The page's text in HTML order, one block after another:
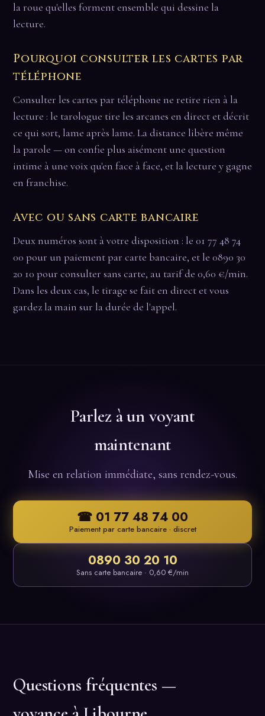
la roue qu'elles forment ensemble qui dessine la
lecture.
Pourquoi consulter les cartes par
téléphone
Consulter les cartes par téléphone ne retire rien à la
lecture : le tarologue tire les arcanes en direct et décrit
ce qui sort, lame après lame. La distance libère même
la parole — on confie plus aisément une question
intime à une voix qu'en face à face, et la lecture y gagne
en franchise.
Avec ou sans carte bancaire
Deux numéros sont à votre disposition : le 01 77 48 74
00 pour un paiement par carte bancaire, et le 0890 30
20 10 pour consulter sans carte, au tarif de 0,60 €/min.
Dans les deux cas, le tirage se fait en direct et vous
gardez la main sur la durée de l'appel.
Parlez à un voyant
maintenant
Mise en relation immédiate, sans rendez-vous.
☎ 01 77 48 74 00
Paiement par carte bancaire · discret
0890 30 20 10
Sans carte bancaire · 0,60 €/min
Questions fréquentes —